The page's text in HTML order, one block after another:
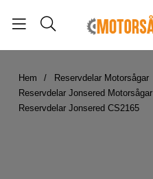
Hem
Reservdelar Motorsågar
Reservdelar Jonsered Motorsågar
Reservdelar Jonsered CS2165